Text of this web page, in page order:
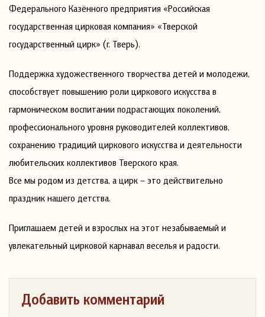
Федерального Казённого предприятия «Российская
государственная цирковая компания» «Тверской
государственный цирк» (г. Тверь).
Поддержка художественного творчества детей и молодежи,
способствует повышению роли циркового искусства в
гармоническом воспитании подрастающих поколений,
профессионального уровня руководителей коллективов,
сохранению традиций циркового искусства и деятельности
любительских коллективов Тверского края.
Все мы родом из детства, а цирк – это действительно
праздник нашего детства.
Приглашаем детей и взрослых на этот незабываемый и
увлекательный цирковой карнавал веселья и радости.
Добавить комментарий